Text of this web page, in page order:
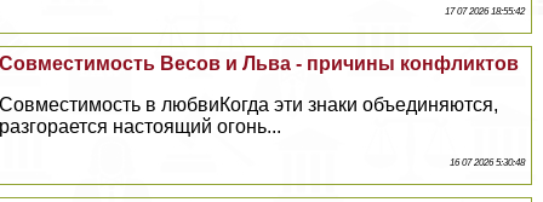
17 07 2026 18:55:42
Совместимость Весов и Льва - причины конфликтов
Совместимость в любвиКогда эти знаки объединяются,
разгорается настоящий огонь...
16 07 2026 5:30:48